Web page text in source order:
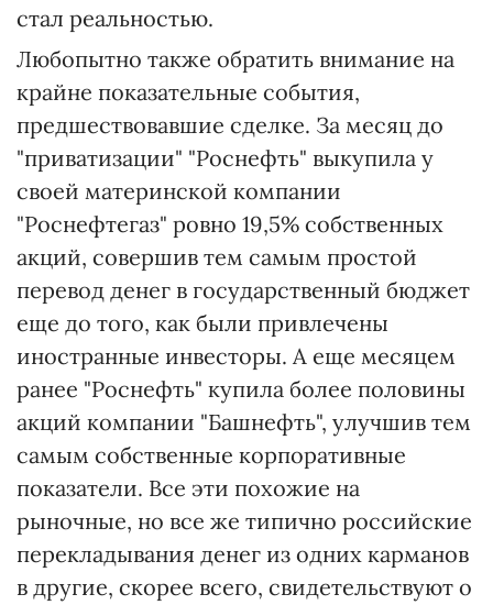
стал реальностью.
Любопытно также обратить внимание на
крайне показательные события,
предшествовавшие сделке. За месяц до
"приватизации" "Роснефть" выкупила у
своей материнской компании
"Роснефтегаз" ровно 19,5% собственных
акций, совершив тем самым простой
перевод денег в государственный бюджет
еще до того, как были привлечены
иностранные инвесторы. А еще месяцем
ранее "Роснефть" купила более половины
акций компании "Башнефть", улучшив тем
самым собственные корпоративные
показатели. Все эти похожие на
рыночные, но все же типично российские
перекладывания денег из одних карманов
в другие, скорее всего, свидетельствуют о